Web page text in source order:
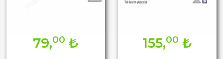
79,00 ₺ 155,00 ₺